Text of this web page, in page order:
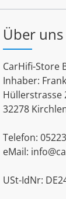
Über uns
CarHifi-Store
Inhaber:
Hüllerstrasse
32278
Telefon:
eMail:
USt-IdNr: